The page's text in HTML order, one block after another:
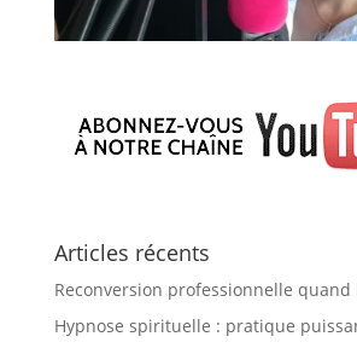
Articles récents
Reconversion professionnelle quand
Hypnose spirituelle : pratique